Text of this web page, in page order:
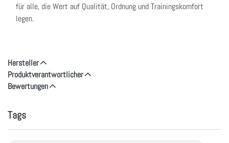
für alle, die Wert auf Qualität, Ordnung und Trainingskomfort
legen.
Hersteller
Produktverantwortlicher
Bewertungen
Tags